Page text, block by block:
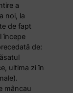
a
noi, la
de fapt
începe
de:
ultima zi în
mâncau